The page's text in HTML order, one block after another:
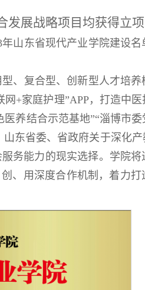
发展战略项目均获得立项
山东省现代产业学院建设
、复合型、创新型人才培
+家庭护理”APP，打造中
养结合示范基地”“淄博市
东省委、省政府关于深化
务能力的现实选择。学院
、用深度合作机制，着力